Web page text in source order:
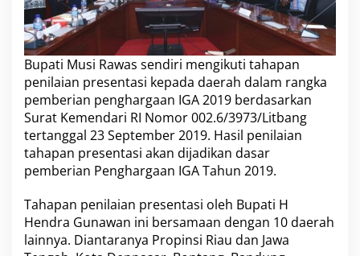
Bupati Musi Rawas sendiri mengikuti tahapan
penilaian presentasi kepada daerah dalam rangka
pemberian penghargaan IGA 2019 berdasarkan
Surat Kemendari RI Nomor002.6/3973/Litbang
tertanggal 23 September 2019. Hasil penilaian
tahapan presentasi akan dijadikan dasar
pemberian Penghargaan IGA Tahun 2019.
Tahapan penilaian presentasi oleh Bupati H
Hendra Gunawan ini bersamaan dengan 10 daerah
lainnya. Diantaranya Propinsi Riau dan Jawa